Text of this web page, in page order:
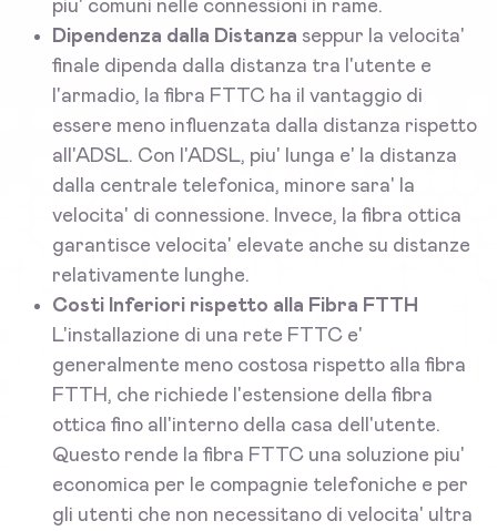
piu' comuni nelle connessioni in rame.
Dipendenza dalla Distanza seppur la velocita'
finale dipenda dalla distanza tra l'utente e
l'armadio, la fibra FTTC ha il vantaggio di
essere meno influenzata dalla distanza rispetto
all'ADSL. Con l'ADSL, piu' lunga e' la distanza
dalla centrale telefonica, minore sara' la
velocita' di connessione. Invece, la fibra ottica
garantisce velocita' elevate anche su distanze
relativamente lunghe.
Costi Inferiori rispetto alla Fibra FTTH
L'installazione di una rete FTTC e'
generalmente meno costosa rispetto alla fibra
FTTH, che richiede l'estensione della fibra
ottica fino all'interno della casa dell'utente.
Questo rende la fibra FTTC una soluzione piu'
economica per le compagnie telefoniche e per
gli utenti che non necessitano di velocita' ultra